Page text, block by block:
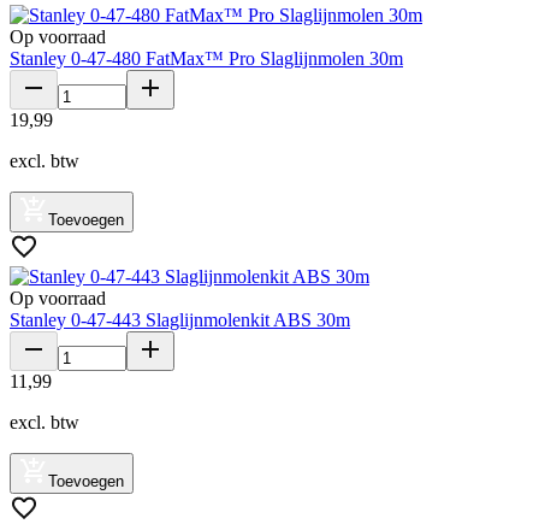
Op voorraad
Stanley 0-47-480 FatMax™ Pro Slaglijnmolen 30m
19,99
excl. btw
Toevoegen
Op voorraad
Stanley 0-47-443 Slaglijnmolenkit ABS 30m
11 ,99
excl. btw
Toevoegen